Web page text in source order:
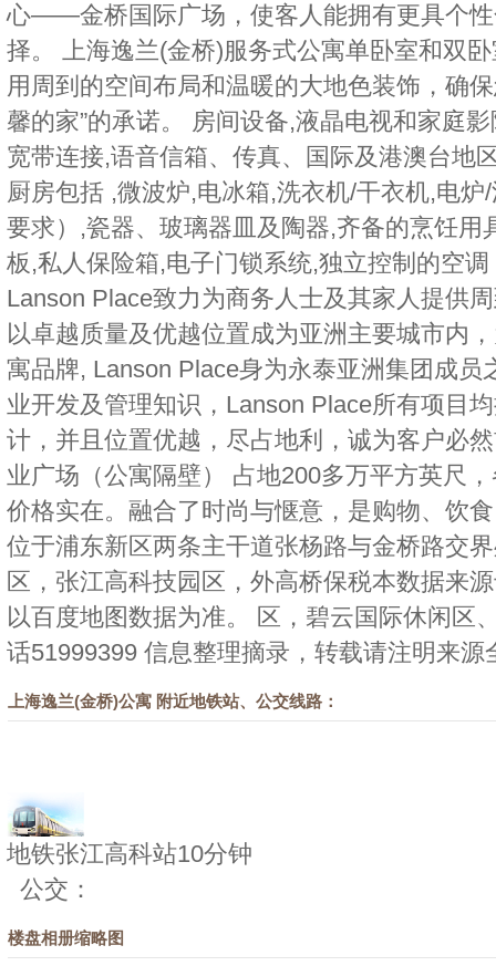
心——金桥国际广场，使客人能拥有更具个
择。 上海逸兰(金桥)服务式公寓单卧室和双
用周到的空间布局和温暖的大地色装饰，确
馨的家”的承诺。 房间设备,液晶电视和家庭
宽带连接,语音信箱、传真、国际及港澳台地
厨房包括 ,微波炉,电冰箱,洗衣机/干衣机,电
要求）,瓷器、玻璃器皿及陶器,齐备的烹饪用
板,私人保险箱,电子门锁系统,独立控制的空
Lanson Place致力为商务人士及其家人提供
以卓越质量及优越位置成为亚洲主要城市内
寓品牌, Lanson Place身为永泰亚洲集团成员
业开发及管理知识，Lanson Place所有项目
计，并且位置优越，尽占地利，诚为客户必
业广场（公寓隔壁） 占地200多万平方英尺
价格实在。融合了时尚与惬意，是购物、饮
位于浦东新区两条主干道张杨路与金桥路交
区，张江高科技园区，外高桥保税本数据来
以百度地图数据为准。 区，碧云国际休闲区
话51999399 信息整理摘录，转载请注明来源
上海逸兰(金桥)公寓 附近地铁站、公交线路：
地铁张江高科站10分钟
公交：
楼盘相册缩略图